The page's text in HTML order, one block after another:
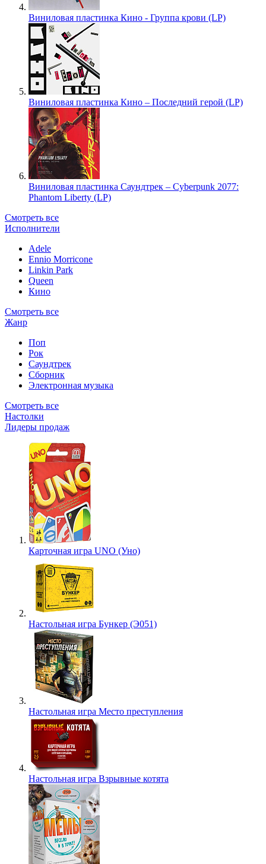
Виниловая пластинка Кино - Группа крови (LP)
Виниловая пластинка Кино – Последний герой (LP)
Виниловая пластинка Саундтрек – Cyberpunk 2077:
Phantom Liberty (LP)
Смотреть все
Исполнители
Adele
Ennio Morricone
Linkin Park
Queen
Кино
Смотреть все
Жанр
Поп
Рок
Саундтрек
Сборник
Электронная музыка
Смотреть все
Настолки
Лидеры продаж
Карточная игра UNO (Уно)
Настольная игра Бункер (Э051)
Настольная игра Место преступления
Настольная игра Взрывные котята